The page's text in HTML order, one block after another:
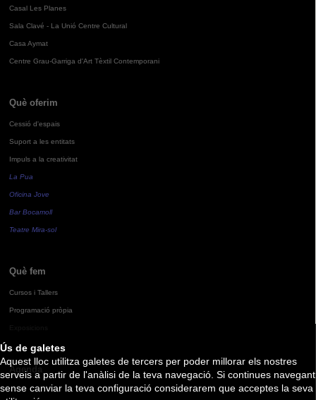
Ús de galetes
Aquest lloc utilitza galetes de tercers per poder millorar els nostres
serveis a partir de l'anàlisi de la teva navegació. Si continues navegant
sense canviar la teva configuració considerarem que acceptes la seva
Casal Les Planes
Sala Clavé - La Unió Centre Cultural
Casa Aymat
Centre Grau-Garriga d'Art Tèxtil Contemporani
Què oferim
Cessió d'espais
Suport a les entitats
Impuls a la creativitat
La Pua
Oficina Jove
Bar Bocamoll
Teatre Mira-sol
Què fem
Cursos i Tallers
Programació pròpia
Agenda